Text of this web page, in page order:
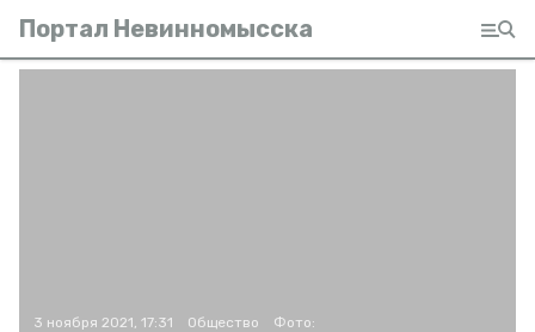
Портал Невинномысска
3 ноября 2021, 17:31 Общество Фото: